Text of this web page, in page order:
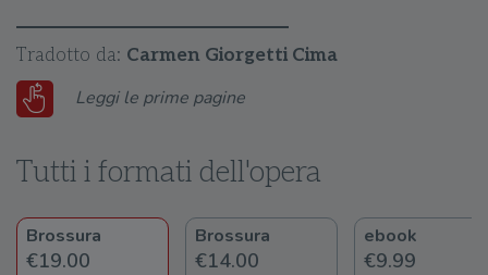
Tradotto da: Carmen Giorgetti Cima
Leggi le prime pagine
Tutti i formati dell'opera
Brossura
€19.00
Brossura
€14.00
ebook
€9.99